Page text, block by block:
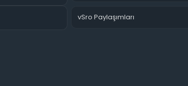
vSro Paylaşımları